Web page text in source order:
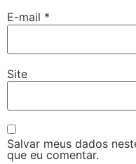
E-mail *
Site
Salvar meus dados
que eu comentar.